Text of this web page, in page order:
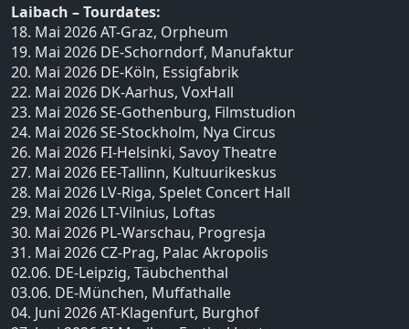
Laibach – Tourdates:
18. Mai 2026 AT-Graz, Orpheum
19. Mai 2026 DE-Schorndorf, Manufaktur
20. Mai 2026 DE-Köln, Essigfabrik
22. Mai 2026 DK-Aarhus, VoxHall
23. Mai 2026 SE-Gothenburg, Filmstudion
24. Mai 2026 SE-Stockholm, Nya Circus
26. Mai 2026 FI-Helsinki, Savoy Theatre
27. Mai 2026 EE-Tallinn, Kultuurikeskus
28. Mai 2026 LV-Riga, Spelet Concert Hall
29. Mai 2026 LT-Vilnius, Loftas
30. Mai 2026 PL-Warschau, Progresja
31. Mai 2026 CZ-Prag, Palac Akropolis
02.06. DE-Leipzig, Täubchenthal
03.06. DE-München, Muffathalle
04. Juni 2026 AT-Klagenfurt, Burghof